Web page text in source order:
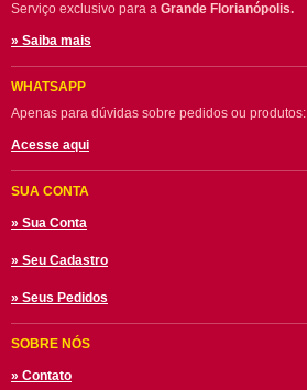
Serviço exclusivo para a Grande Florianópolis.
» Saiba mais
WHATSAPP
Apenas para dúvidas sobre pedidos ou produtos:
Acesse aqui
SUA CONTA
» Sua Conta
» Seu Cadastro
» Seus Pedidos
SOBRE NÓS
» Contato